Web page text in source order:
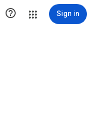
 Sign in